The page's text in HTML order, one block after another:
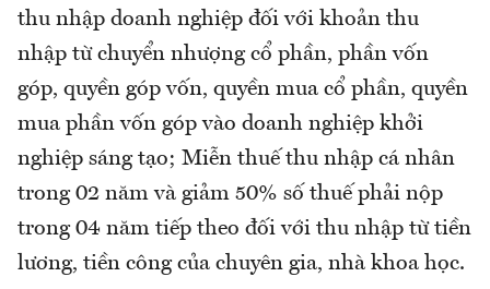
thu nhập doanh nghiệp đối với khoản thu
nhập từ chuyển nhượng cổ phần, phần vốn
góp, quyền góp vốn, quyền mua cổ phần, quyền
mua phần vốn góp vào doanh nghiệp khởi
nghiệp sáng tạo; Miễn thuế thu nhập cá nhân
trong 02 năm và giảm 50% số thuế phải nộp
trong 04 năm tiếp theo đối với thu nhập từ tiền
lương, tiền công của chuyên gia, nhà khoa học.